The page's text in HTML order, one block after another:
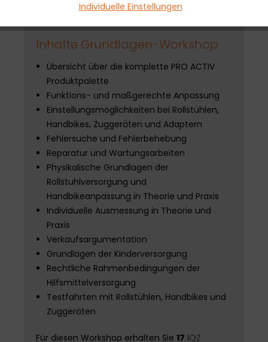
Inhalte Grundlagen-Workshop
Übersicht über die komplette PRO ACTIV
Produktpalette
Funktions- und maßgerechte Anpassung
Einstellungsmöglichkeiten bei Rollstühlen,
Handbikes, Zuggeräten und Adaptern
Fehlersuche und Fehlerbehebung
Reparatur und Wartungsarbeiten
Physikalische Grundlagen der
Rollstuhlversorgung und
Handbikeanpassung in Theorie und Praxis
Individuelle Ausmessung in Theorie und
Praxis
Verkaufsargumentation
Grundlagen der Kinderversorgung
Rechtliche Rahmenbedingungen der
Hilfsmittelversorgung
Testfahrten mit Rollstühlen, Handbikes und
Zuggeräten
Für diesen Workshop erhalten Sie 17 IQZ
Individuelle Einstellungen